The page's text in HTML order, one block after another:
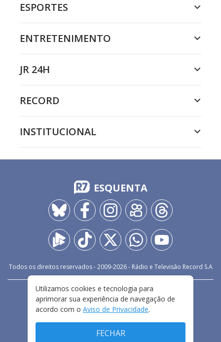
ESPORTES
ENTRETENIMENTO
JR 24H
RECORD
INSTITUCIONAL
ESQUENTA
Todos os direitos reservados - 2009-2026- Rádio e Televisão Record S.A
FALE CONOSCO
PRIVACIDADE
TERMOS E CONDIÇÕES DE USO
Utilizamos cookies e tecnologia para
aprimorar sua experiência de navegação de
acordo com o Aviso de Privacidade.
FECHAR